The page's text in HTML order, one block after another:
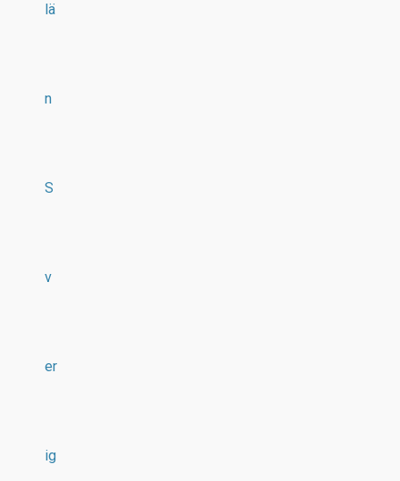
lä
n
S
v
er
ig